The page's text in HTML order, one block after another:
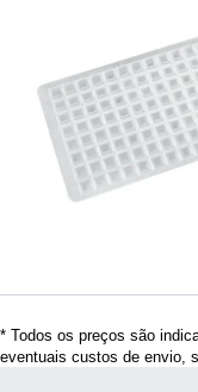
* Todos os preços são
eventuais custos de envio,